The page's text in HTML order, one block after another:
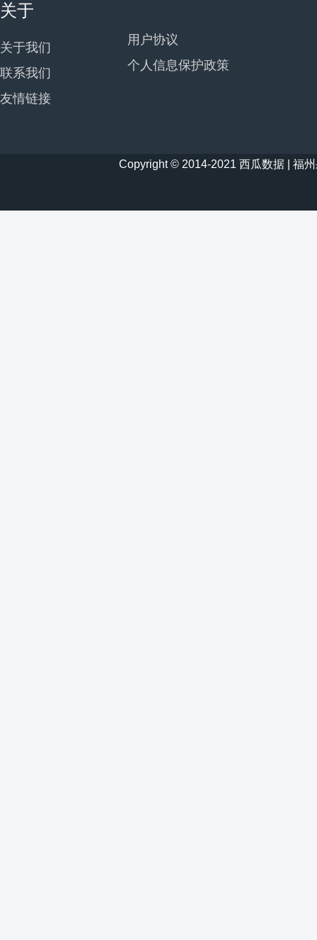
关于
关于我们
联系我们
友情链接
用户协议
个人信息保护政策
Copyright © 2014-2021 西瓜数据 | 福